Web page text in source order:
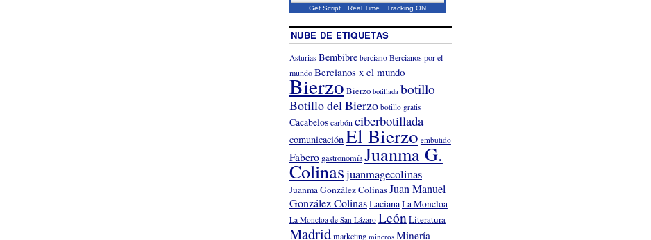
Get Script Real Time Tracking ON
NUBE DE ETIQUETAS
Asturias Bembibre berciano Bercianos por el
mundoBercianos x el mundo
BierzoBierzo botillada botillo
Botillo del Bierzo botillo gratis
Cacabeloscarbón ciberbotillada
comunicaciónEl Bierzo embutido
Fabero gastronomíaJuanma G.
Colinasjuanmagecolinas
Juanma González ColinasJuan Manuel
González ColinasLacianaLa Moncloa
La Moncloa de San Lázaro LeónLiteratura
Madridmarketing mineros Minería